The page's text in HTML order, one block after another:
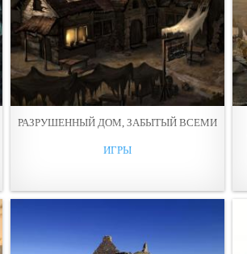
РАЗРУШЕННЫЙ ДОМ, ЗАБЫТЫЙ ВСЕМИ
ИГРЫ